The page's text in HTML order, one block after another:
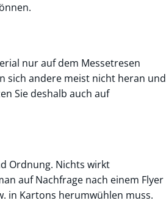
nur auf dem Messetresen
sich andere meist nicht heran und
Sie deshalb auch auf
Ordnung. Nichts wirkt
auf Nachfrage nach einem Flyer
in Kartons herumwühlen muss.